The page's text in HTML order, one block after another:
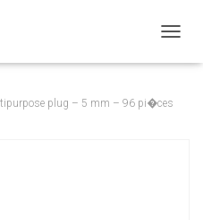
plug – 5 mm – 96 pi�ces